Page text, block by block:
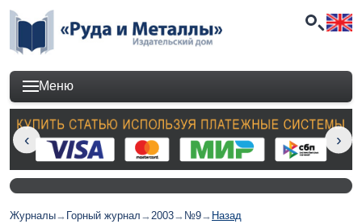
Меню
Журналы→ Горный журнал →2003→ №9→ Назад